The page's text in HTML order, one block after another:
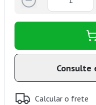
Consulte
Calcular o frete